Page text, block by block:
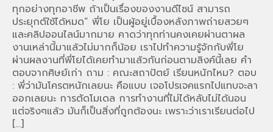
ทุกอย่างทุกอาชีพ ถ้าเป็นเรื่องของงานดีไซน์ สามารถ
ประยุกต์ใช้ได้หมด” พี่โย เป็นผู้อยู่เบื้องหลังภาพถ่ายสวยๆ
และคลิปออนไลน์มากมาย คาดว่าทุกท่านคงเคยผ่านตาผล
งานเหล่านี้มาแล้วไม่มากก็น้อย เราไปทำความรู้จักกับพี่โย
ผ่านผลงานที่พี่โยได้เคยทำมาแล้วกันก่อนตามลิงค์นี้เลย คำ
ตอบจากศิษย์เก่า ถาม : คณะสถาปัตย์ เรียนหนักไหม? ตอบ
: พี่ว่ามันโครตหนักเลยนะ คือแบบ เจอโปรเจคแรกไปแทบจะลา
ออกเลยนะ การตัดโมเดล การทำงานที่ไม่ได้หลับไม่ได้นอน
แต่จริงๆแล้ว มันก็เป็นสิ่งที่ถูกต้องนะ เพราะว่าเราเรียนต่อไป
[…]